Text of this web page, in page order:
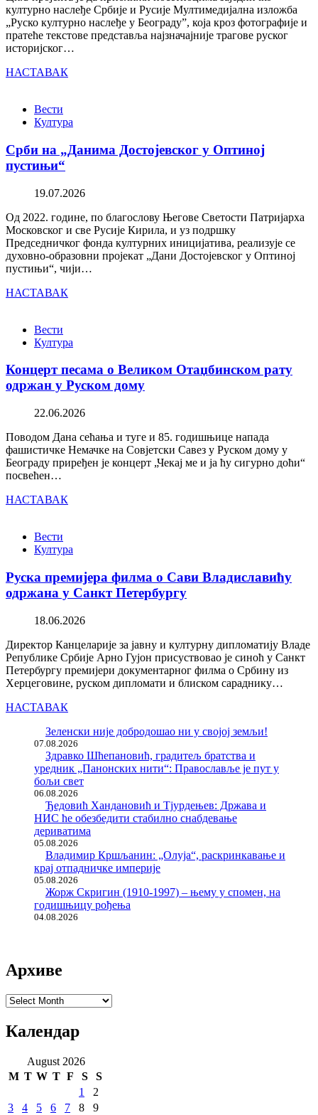
културно наслеђе Србије и Русије Мултимедијална изложба
„Руско културно наслеђе у Београду”, која кроз фотографије и
пратеће текстове представља најзначајније трагове руског
историјског…
НАСТАВАК
Вести
Култура
Срби на „Данима Достојевског у Оптиној
пустињи“
19.07.2026
Од 2022. године, по благослову Његове Светости Патријарха
Московског и све Русије Кирила, и уз подршку
Председничког фонда културних иницијатива, реализује се
духовно-образовни пројекат „Дани Достојевског у Оптиној
пустињи“, чији…
НАСТАВАК
Вести
Култура
Концерт песама о Великом Отаџбинском рату
одржан у Руском дому
22.06.2026
Поводом Дана сећања и туге и 85. годишњице напада
фашистичке Немачке на Совјетски Савез у Руском дому у
Београду приређен је концерт „Чекај ме и ја ћу сигурно доћи“
посвећен…
НАСТАВАК
Вести
Култура
Руска премијера филма о Сави Владиславићу
одржана у Санкт Петербургу
18.06.2026
Директор Канцеларије за јавну и културну дипломатију Владе
Републике Србије Арно Гујон присуствовао је синоћ у Санкт
Петербургу премијери документарног филма о Србину из
Херцеговине, руском дипломати и блиском сараднику…
НАСТАВАК
Зеленски није добродошао ни у својој земљи!
07.08.2026
Здравко Шћепановић, градитељ братства и
уредник „Панонских нити“: Православље је пут у
бољи свет
06.08.2026
Ђедовић Хандановић и Тјурдењев: Држава и
НИС ће обезбедити стабилно снабдевање
дериватима
05.08.2026
Владимир Кршљанин: „Олуја“, раскринкавање и
крај отпадничке империје
05.08.2026
Жорж Скригин (1910-1997) – њему у спомен, на
годишњицу рођења
04.08.2026
Архиве
Архиве
Календар
August 2026
M T W T F S
S
1
2
3
4 5 6 7 8
9